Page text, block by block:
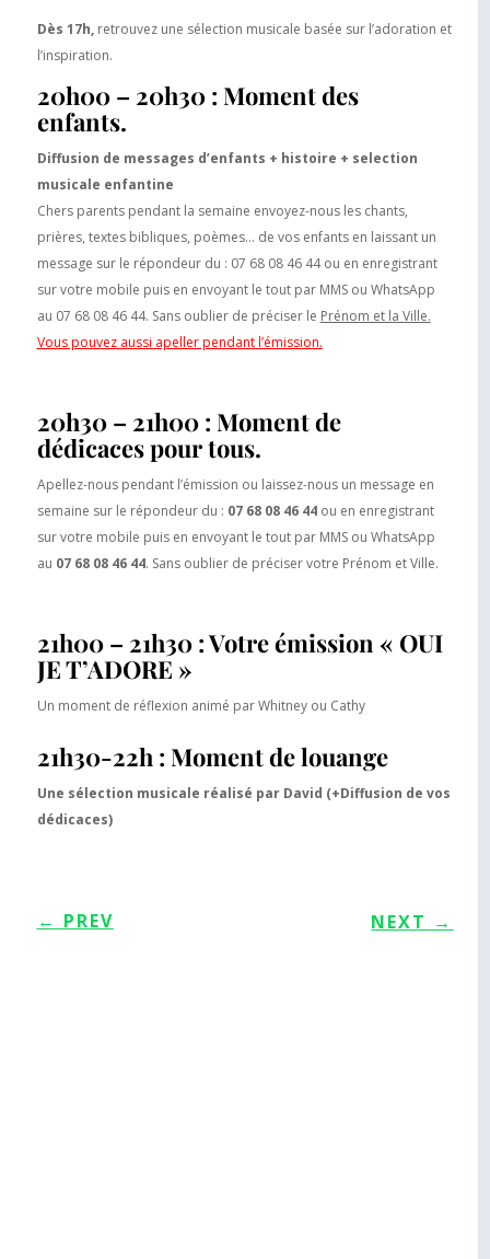
Dès 17h,retrouvez une sélection musicale basée sur l’adoration et
l’inspiration.
20h00 – 20h30 : Moment des
enfants.
Diffusion de messages d’enfants + histoire + selection
musicale enfantine
Chers parents pendant la semaine envoyez-nous les chants,
prières, textes bibliques, poèmes… de vos enfants en laissant un
message sur le répondeur du : 07 68 08 46 44 ou en enregistrant
sur votre mobile puis en envoyant le tout par MMS ou WhatsApp
au 07 68 08 46 44. Sans oublier de préciser le Prénom et la Ville.
Vous pouvez aussi apeller pendant l’émission.
20h30 – 21h00 : Moment de
dédicaces pour tous.
Apellez-nous pendant l’émission ou laissez-nous un message en
semaine sur le répondeur du : 07 68 08 46 44ou en enregistrant
sur votre mobile puis en envoyant le tout par MMS ou WhatsApp
au 07 68 08 46 44. Sans oublier de préciser votre Prénom et Ville.
21h00 – 21h30 : Votre émission « OUI
JE T’ADORE »
Un moment de réflexion animé par Whitney ou Cathy
21h30-22h : Moment de louange
Une sélection musicale réalisé par David (+Diffusion de vos
dédicaces)
← PREV NEXT →